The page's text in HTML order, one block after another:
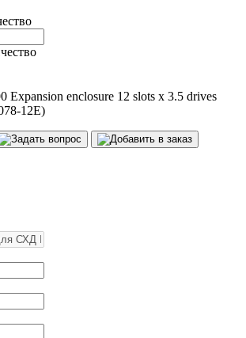
Expansion enclosure 12 slots x 3.5 drives
12E)